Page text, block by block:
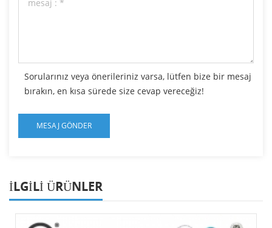
Sorularınız veya önerileriniz varsa, lütfen bize bir mesaj
bırakın, en kısa sürede size cevap vereceğiz!
ILGILI ÜRÜNLER